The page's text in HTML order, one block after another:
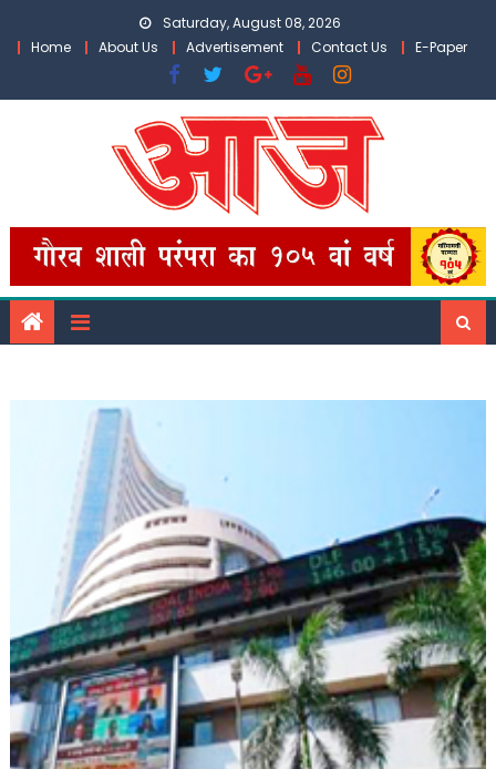
Saturday, August 08, 2026
Home
About Us Advertisement Contact Us E-Paper